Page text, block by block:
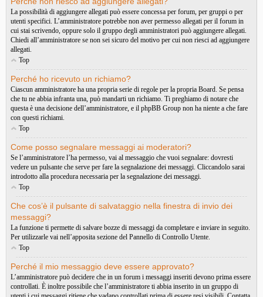
La possibilità di aggiungere allegati può essere concessa per forum, per gruppi o per
utenti specifici. L’amministratore potrebbe non aver permesso allegati per il forum in
cui stai scrivendo, oppure solo il gruppo degli amministratori può aggiungere allegati.
Chiedi all’amministratore se non sei sicuro del motivo per cui non riesci ad aggiungere
allegati.
Top
Perché ho ricevuto un richiamo?
Ciascun amministratore ha una propria serie di regole per la propria Board. Se pensa
che tu ne abbia infranta una, può mandarti un richiamo. Ti preghiamo di notare che
questa è una decisione dell’amministratore, e il phpBB Group non ha niente a che fare
con questi richiami.
Top
Come posso segnalare messaggi ai moderatori?
Se l’amministratore l’ha permesso, vai al messaggio che vuoi segnalare: dovresti
vedere un pulsante che serve per fare la segnalazione dei messaggi. Cliccandolo sarai
introdotto alla procedura necessaria per la segnalazione dei messaggi.
Top
Che cos’è il pulsante di salvataggio nella finestra di invio dei
messaggi?
La funzione ti permette di salvare bozze di messaggi da completare e inviare in seguito.
Per utilizzarle vai nell’apposita sezione del Pannello di Controllo Utente.
Top
Perché il mio messaggio deve essere approvato?
L’amministratore può decidere che in un forum i messaggi inseriti devono prima essere
controllati. È inoltre possibile che l’amministratore ti abbia inserito in un gruppo di